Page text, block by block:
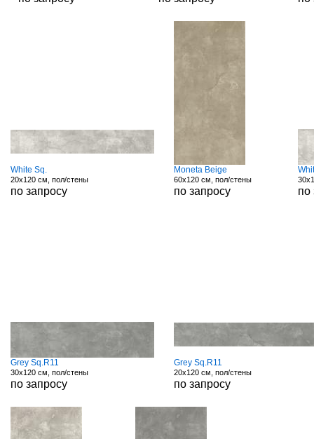
White Sq.
20x120 см, пол/стены
по запросу
Moneta Beige
60x120 см, пол/стены
по запросу по
Grey Sq.R11
30x120 см, пол/стены
по запросу
Grey Sq.R11
20x120 см, пол/стены
по запросу